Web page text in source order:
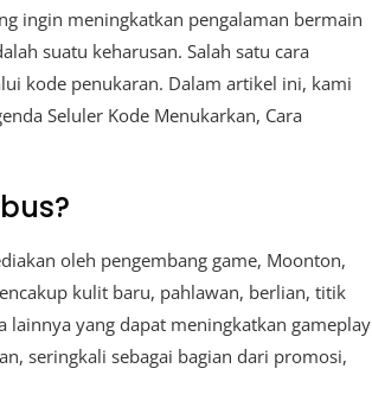
ingin meningkatkan pengalaman bermain
suatu keharusan. Salah satu cara
kode penukaran. Dalam artikel ini, kami
Seluler Kode Menukarkan, Cara
oleh pengembang game, Moonton,
kulit baru, pahlawan, berlian, titik
yang dapat meningkatkan gameplay
seringkali sebagai bagian dari promosi,